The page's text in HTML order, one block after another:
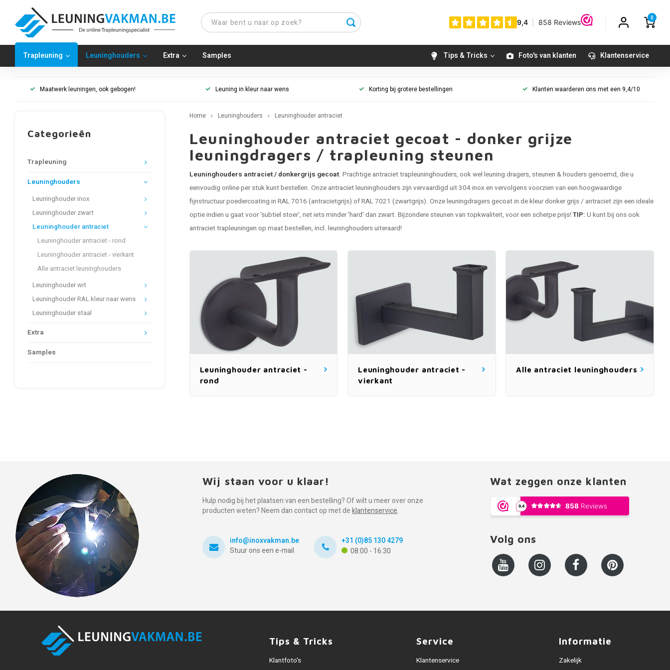
0
Trapleuning Leuninghouders Extra Samples Tips & Tricks Foto's van klanten Klantenservice
Maatwerk leuningen, ook gebogen! Leuning in kleur naar wens Korting bij grotere bestellingen Klanten waarderen ons met een 9,4/10
Categorieën
Trapleuning
Leuninghouders
Leuninghouder inox
Leuninghouder zwart
Leuninghouder antraciet
Leuninghouder antraciet - rond
Leuninghouder antraciet - vierkant
Alle antraciet leuninghouders
Leuninghouder wit
Leuninghouder RAL kleur naar wens
Leuninghouder staal
Extra
Samples
Home Leuninghouders Leuninghouder antraciet
Leuninghouder antraciet gecoat - donker grijze
leuningdragers / trapleuning steunen
Leuninghouders antraciet / donkergrijs gecoat. Prachtige antraciettrapleuninghouders, ook wel leuning dragers, steunen & houders genoemd, die u
eenvoudig online per stuk kunt bestellen. Onze antraciet leuninghouders zijn vervaardigd uit 304 inox en vervolgens voorzien van een hoogwaardige
fijnstructuur poedercoating in RAL 7016 (antracietgrijs) of RAL 7021 (zwartgrijs). Onze leuningdragers gecoat in de kleur donker grijs / antraciet zijn een ideale
optie indien u gaat voor 'subtiel stoer', net iets minder 'hard' dan zwart. Bijzondere steunen van topkwaliteit, voor een scherpe prijs!TIP: U kunt bij ons ook
antraciet trapleuningen op maat bestellen, incl. leuninghouders uiteraard!
Leuninghouder antraciet -
rond
Leuninghouder antraciet -
vierkant
Alle antraciet leuninghouders
Wij staan voor u klaar!
Hulp nodig bij het plaatsen van een bestelling? Of wilt u meer over onze
producten weten? Neem dan contact op met deklantenservice.
info@inoxvakman.be
Stuur ons een e-mail
+31 (0)85 130 4279
08:00 - 16:30
Wat zeggen onze klanten
Volg ons
Tips & Tricks
Klantfoto's
Service
Klantenservice
Informatie
Zakelijk